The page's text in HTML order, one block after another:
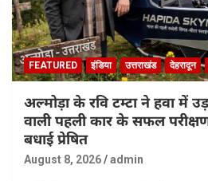
FEATURED इंडिया उत्तराखंड देहरादून
अल्मोड़ा के रवि टम्टा ने हवा में
वाली पहली कार के सफल
बधाई प्रेषित
August 8, 2026 admin